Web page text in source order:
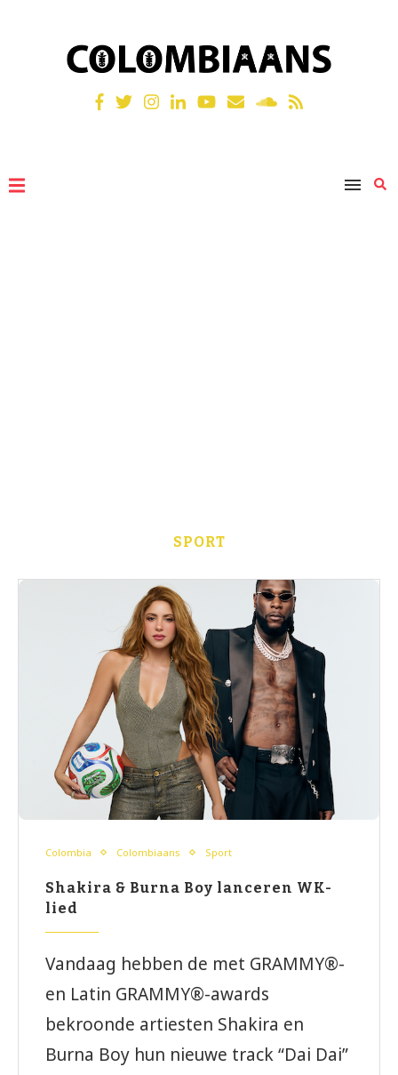
SPORT
Colombia Colombiaans Sport
Shakira & Burna Boy lanceren WK-
lied
Vandaag hebben de met GRAMMY®-
en Latin GRAMMY®-awards
bekroonde artiesten Shakira en
Burna Boy hun nieuwe track “Dai Dai”